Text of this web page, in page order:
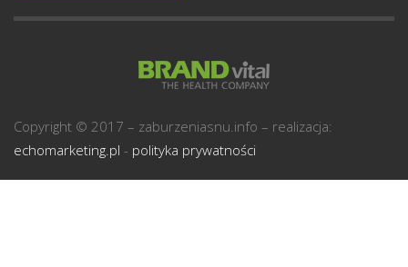
Copyright © 2017 – zaburzeniasnu.info – realizacja:
echomarketing.pl - polityka prywatności